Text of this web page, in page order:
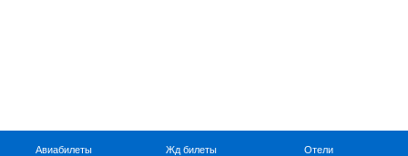
Авиабилеты Жд билеты Отели